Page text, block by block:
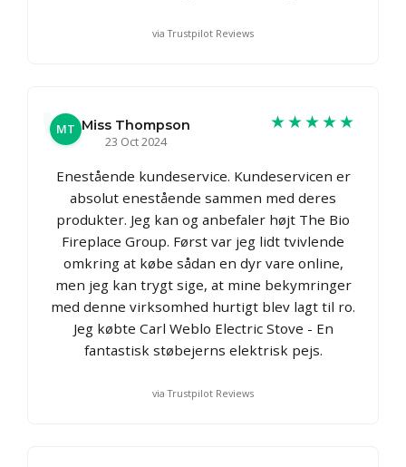
via Trustpilot Reviews
MT Miss Thompson
23 Oct 2024
★★★★★
Enestående kundeservice. Kundeservicen er
absolut enestående sammen med deres
produkter. Jeg kan og anbefaler højt The Bio
Fireplace Group. Først var jeg lidt tvivlende
omkring at købe sådan en dyr vare online,
men jeg kan trygt sige, at mine bekymringer
med denne virksomhed hurtigt blev lagt til ro.
Jeg købte Carl Weblo Electric Stove - En
fantastisk støbejerns elektrisk pejs.
via Trustpilot Reviews